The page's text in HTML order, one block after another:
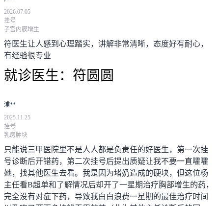
2026.07.05
挂号
子宫内膜增生
符医生让人感到心理踏实，讲解非常清晰，态度好有耐心，
有经验很专业
就诊医生： 符圆圆
浦**
2025.11.25
挂号
乳房肿块
只能说三甲医院里不是人人都是负责任的好医生，第一次挂
号诊断后开错药，第二次挂号后提出质疑让我不要一直嚯嚯
她，找其他医生去看。我是因为堵奶造成的硬块，但这位杨
主任看B超单和了解情况后却开了一星期治疗胸部增生的药，
完全没有对症下药，导致我白白浪费一星期的最佳治疗时间